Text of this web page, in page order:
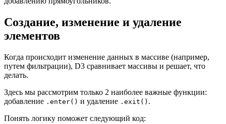
Создание, изменение и удаление
элементов
Когда происходит изменение данных в массиве (например,
путем фильтрации), D3 сравнивает массивы и решает, что
делать.
Здесь мы рассмотрим только 2 наиболее важные функции:
добавление .enter() и удаление .exit() .
Понять логику поможет следующий код: